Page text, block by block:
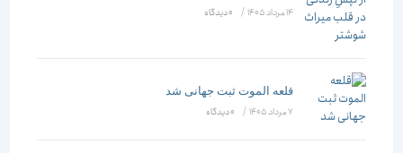
14 مرداد 1405 / ۰ دیدگاه
قلعه الموت ثبت جهانی شد
/ ۰ دیدگاه